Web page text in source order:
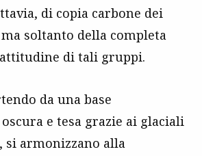
di copia carbone dei
soltanto della completa
di tali gruppi.
da una base
e tesa grazie ai glaciali
si armonizzano alla